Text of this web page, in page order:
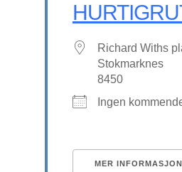
Richard Withs
Stokmarknes
8450
Ingen
MER INFORMASJON